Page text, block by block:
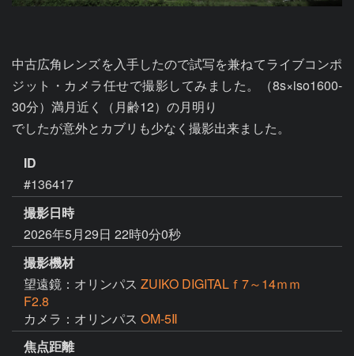
中古広角レンズを入手したので試写を兼ねてライブコンポ
ジット・カメラ任せで撮影してみました。（8s×iso1600-
30分）満月近く（月齢12）の月明り
でしたが意外とカブリも少なく撮影出来ました。
ID
#136417
撮影日時
2026年5月29日 22時0分0秒
撮影機材
望遠鏡：オリンパス ZUIKO DIGITALｆ7～14ｍｍ
F2.8
カメラ：オリンパス OM-5Ⅱ
焦点距離